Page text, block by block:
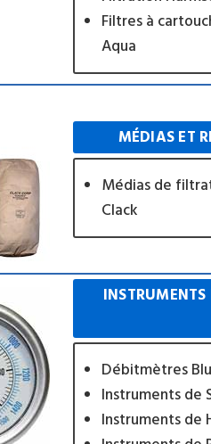
Filtres à
Aqua
MÉDIAS ET
Médias de
Clack
Débitmètres
Instruments de
Instruments de